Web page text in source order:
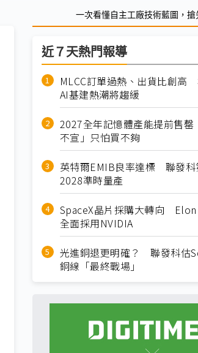
一次看懂自主工廠技術藍圖，
近７天熱門報導
MLCC訂單過熱、出貨比創高
AI基建熱潮將趨緩
2027全年記憶體產能提前售
不宣」只怕買不夠
英特爾EMIB良率達標 聯發科
2028準時量產
SpaceX晶片採購大轉向
全面採用NVIDIA
光進銅退更明確？ 聯發科估
銅線「最終戰場」